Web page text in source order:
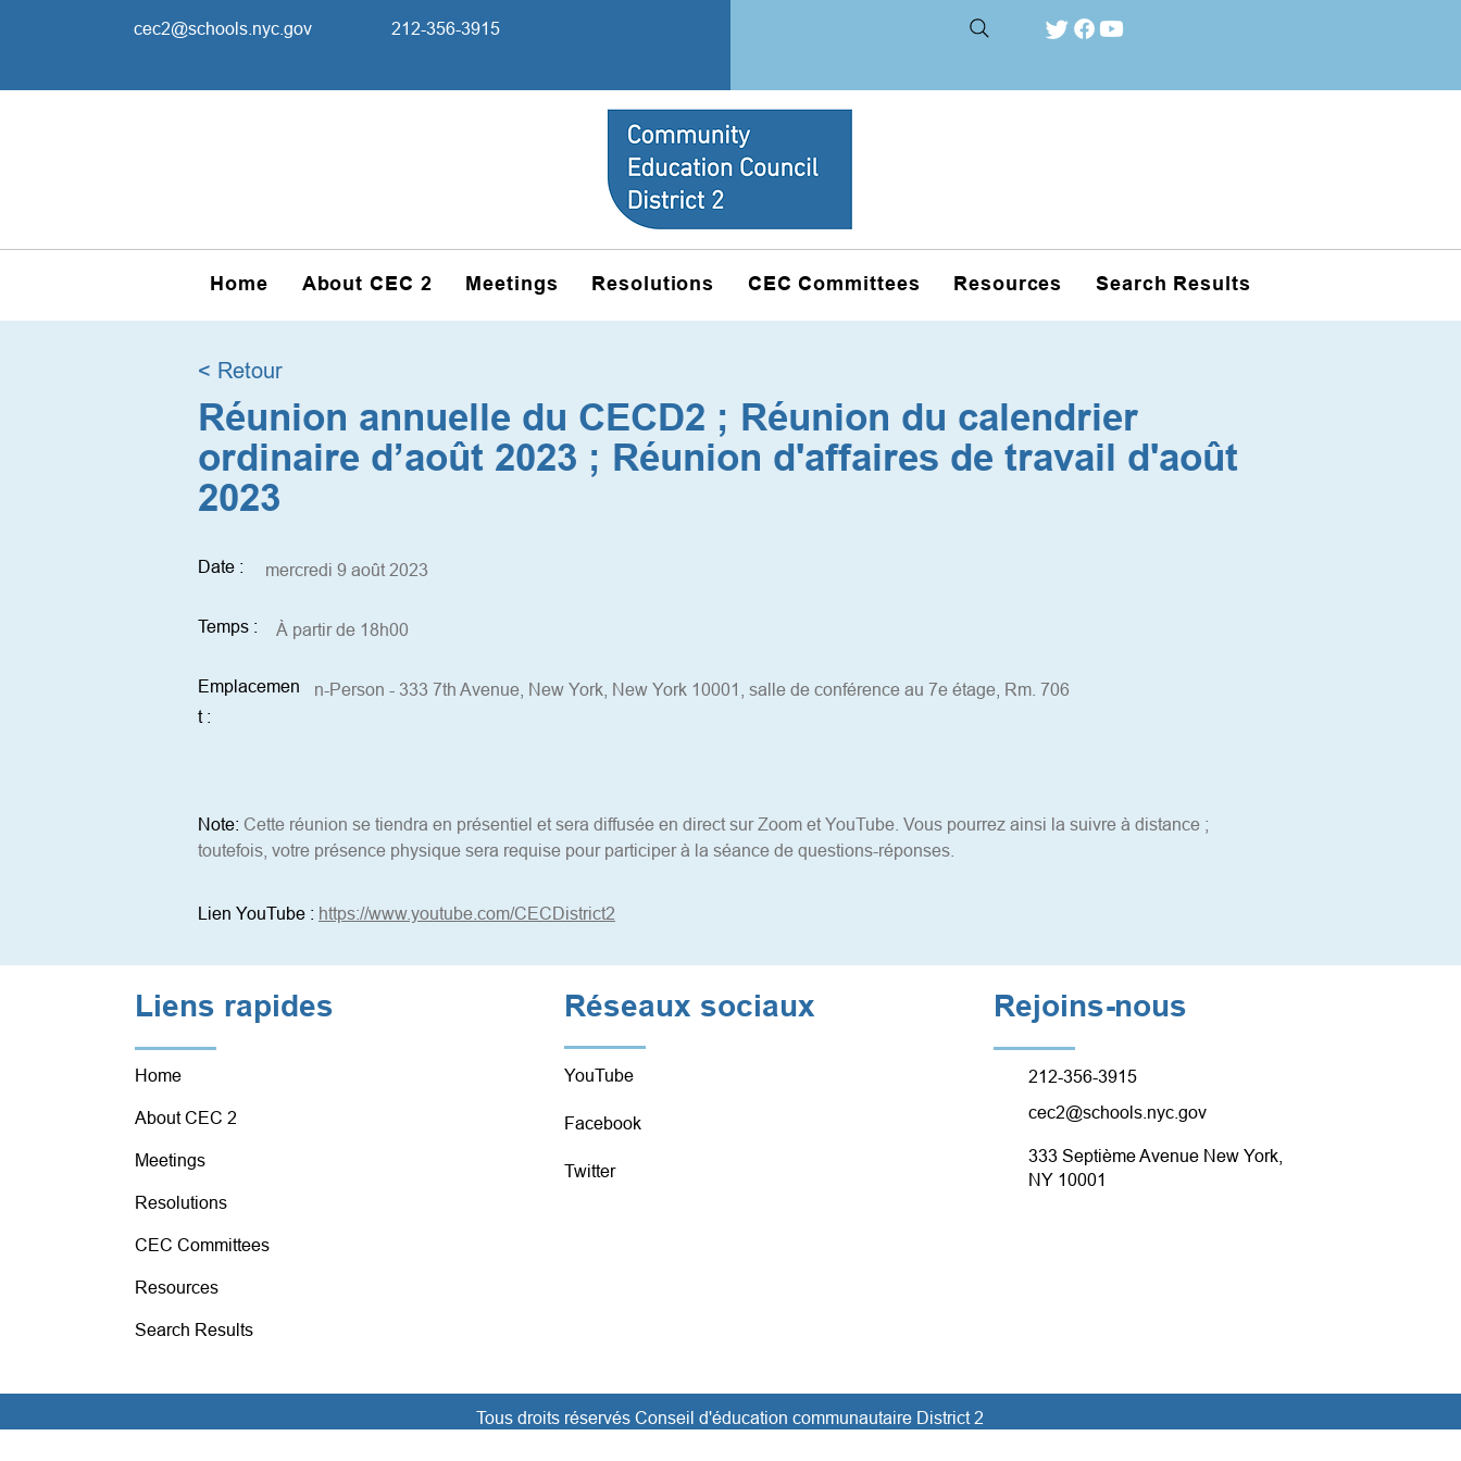
cec2@schools.nyc.gov 212-356-3915
Home About CEC 2 Meetings Resolutions CEC Committees Resources Search Results
< Retour
Réunion annuelle du CECD2 ; Réunion du calendrier
ordinaire d’août 2023 ; Réunion d'affaires de travail d'août
2023
Date : mercredi 9 août 2023
Temps : À partir de 18h00
Emplacemen
t :
n-Person - 333 7th Avenue, New York, New York 10001, salle de conférence au 7e étage, Rm. 706
Note: Cette réunion se tiendra en présentiel et sera diffusée en direct sur Zoom et YouTube. Vous pourrez ainsi la suivre à distance ;
toutefois, votre présence physique sera requise pour participer à la séance de questions-réponses.
Lien YouTube : https://www.youtube.com/CECDistrict2
Liens rapides
Home
About CEC 2
Meetings
Resolutions
CEC Committees
Resources
Search Results
Réseaux sociaux
YouTube
Facebook
Twitter
Rejoins-nous
212-356-3915
cec2@schools.nyc.gov
333 Septième Avenue New York,
NY 10001
Tous droits réservés Conseil d'éducation communautaire District 2